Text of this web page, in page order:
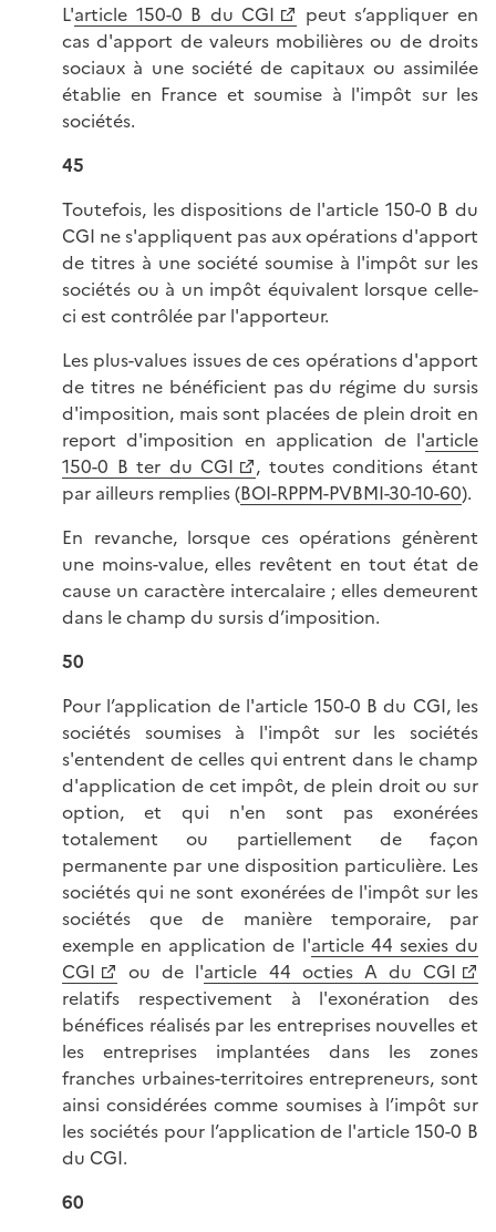
L'article 150-0 B du CGI
peut s’appliquer en
cas d'apport de valeurs mobilières ou de droits
sociaux à une société de capitaux ou assimilée
établie en France et soumise à l'impôt sur les
sociétés.
45
Toutefois, les dispositions de l'article 150-0 B du
CGI ne s'appliquent pas aux opérations d'apport
de titres à une société soumise à l'impôt sur les
sociétés ou à un impôt équivalent lorsque celle-
ci est contrôlée par l'apporteur.
Les plus-values issues de ces opérations d'apport
de titres ne bénéficient pas du régime du sursis
d'imposition, mais sont placées de plein droit en
report d'imposition en application de l'article
150-0 B ter du CGI
, toutes conditions étant
par ailleurs remplies (BOI-RPPM-PVBMI-30-10-60).
En revanche, lorsque ces opérations génèrent
une moins-value, elles revêtent en tout état de
cause un caractère intercalaire ; elles demeurent
dans le champ du sursis d’imposition.
50
Pour l’application de l'article 150-0 B du CGI, les
sociétés soumises à l'impôt sur les sociétés
s'entendent de celles qui entrent dans le champ
d'application de cet impôt, de plein droit ou sur
option, et qui n'en sont pas exonérées
totalement ou partiellement de façon
permanente par une disposition particulière. Les
sociétés qui ne sont exonérées de l'impôt sur les
sociétés que de manière temporaire, par
exemple en application de l'article 44 sexies du
CGI
ou de l'article 44 octies A du CGI
relatifs respectivement à l'exonération des
bénéfices réalisés par les entreprises nouvelles et
les entreprises implantées dans les zones
franches urbaines-territoires entrepreneurs, sont
ainsi considérées comme soumises à l’impôt sur
les sociétés pour l’application de l'article 150-0 B
du CGI.
60